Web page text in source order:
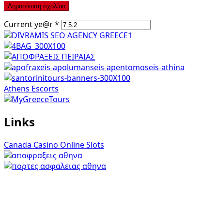
Current ye@r*
Athens Escorts
Links
Canada Casino Online Slots